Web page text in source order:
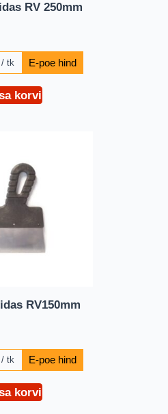
RV 250mm
tk
korvi
RV150mm
tk
korvi